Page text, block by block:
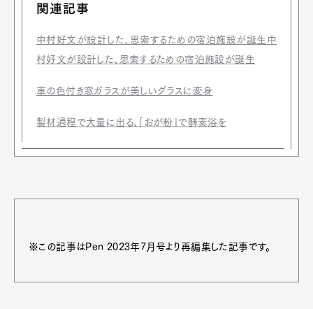
関連記事
中村好文が設計した、思索するための宿泊施設が誕生中
村好文が設計した、思索するための宿泊施設が誕生
車の色付き窓ガラスが美しいグラスに変身
製材過程で大量に出る、「おが粉」で酵素浴を
※この記事はPen 2023年7月号より再編集した記事です。